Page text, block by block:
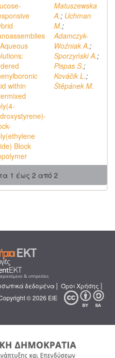
within
Block
Matuszewska
A.; Uchman
M.;
Adamczyk-
Woźniak A.;
Sporzyński A.;
Pispas S.;
Kováčik L.;
Štěpánek M.
1 έως 2 από 2
δεδομένα | Όροι Χρήσης |
© 2026 ΕΙΕ